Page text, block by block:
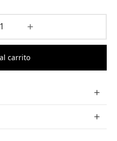
carrito